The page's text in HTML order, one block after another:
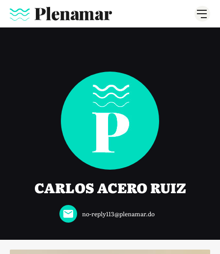
CARLOS ACERO RUIZ
no-reply113@plenamar.do